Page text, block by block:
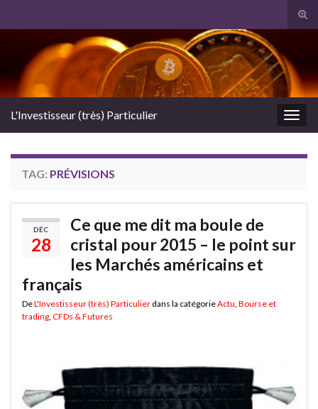
Search for:
L'Investisseur (très) Particulier
TAG: PRÉVISIONS
DÉC
28
Ce que me dit ma boule de
cristal pour 2015 – le point sur
les Marchés américains et
français
DeL'Investisseur (très) Particulier dans la catégorieActu Bourse et
trading CFDs & Futures